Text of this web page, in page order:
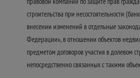
строительства при несостоятельности
внесении изменений в отдельные
Федерации», в отношении объектов
предметом договоров участия в долевом
непосредственно связанных с такими